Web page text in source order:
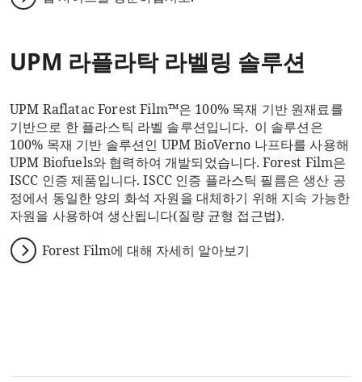
UPM 라플라탁 라벨링 솔루션
UPM Raflatac Forest Film™은 100% 목재 기반 원재료를
기반으로 한 플라스틱 라벨 솔루션입니다. 이 솔루션은
100% 목재 기반 솔루션인 UPM BioVerno 나프타를 사용해
UPM Biofuels와 협력하여 개발되었습니다. Forest Film은
ISCC 인증 제품입니다. ISCC 인증 플라스틱 필름은 생산 공
정에서 동일한 양의 화석 자원을 대체하기 위해 지속 가능한
자원을 사용하여 생산됩니다(질량 균형 접근법).
Forest Film에 대해 자세히 알아보기